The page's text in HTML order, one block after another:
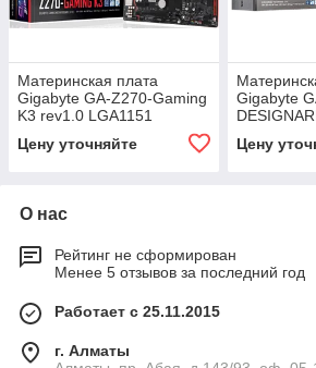
Материнская плата
Gigabyte GA-Z270-Gaming
K3 rev1.0 LGA1151
Цену уточняйте
Gigabyte
Цену
О нас
Рейтинг не сформирован
Менее 5 отзывов за последний год
Работает с 25.11.2015
г. Алматы